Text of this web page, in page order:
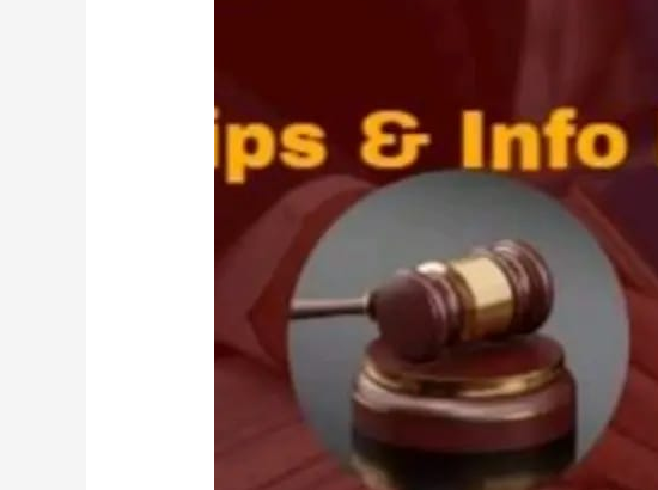
M.Hum.
–
Andri
Marpaung,
Partner’s